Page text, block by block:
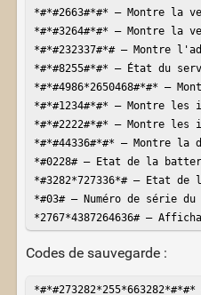
*#*#2663#*#* – Montre
*#*#3264#*#* – Montre la
*#*#232337#*# – Montre
*#*#8255#*#* – État du
*#*#4986*2650468#*#* –
*#*#1234#*#* – Montre les
*#*#2222#*#* – Montre les
*#*#44336#*#* – Montre
*#0228# – Etat de la
*#3282*727336*# – Etat
*#03# – Numéro de série du
*2767*4387264636# –
Codes de sauvegarde :